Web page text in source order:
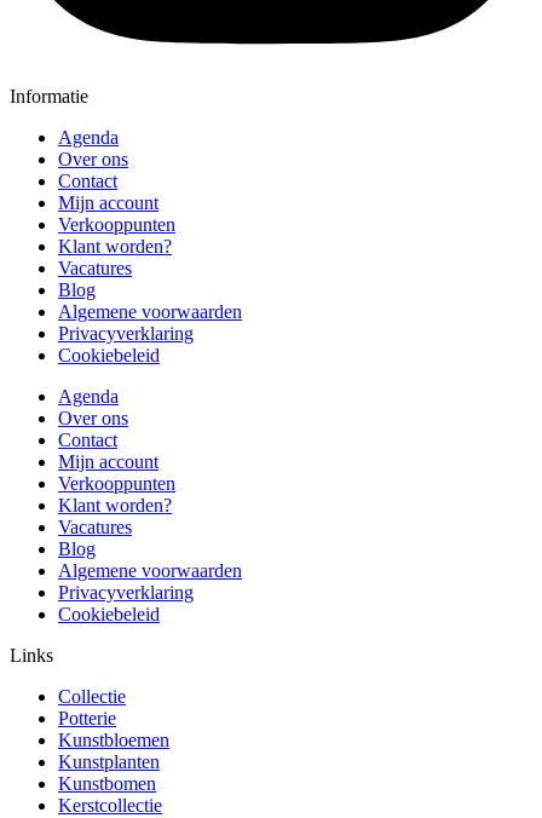
Informatie
Agenda
Over ons
Contact
Mijn account
Verkooppunten
Klant worden?
Vacatures
Blog
Algemene voorwaarden
Privacyverklaring
Cookiebeleid
Agenda
Over ons
Contact
Mijn account
Verkooppunten
Klant worden?
Vacatures
Blog
Algemene voorwaarden
Privacyverklaring
Cookiebeleid
Links
Collectie
Potterie
Kunstbloemen
Kunstplanten
Kunstbomen
Kerstcollectie